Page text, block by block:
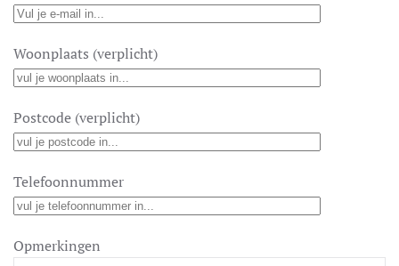
Woonplaats (verplicht)
Postcode (verplicht)
Telefoonnummer
Opmerkingen